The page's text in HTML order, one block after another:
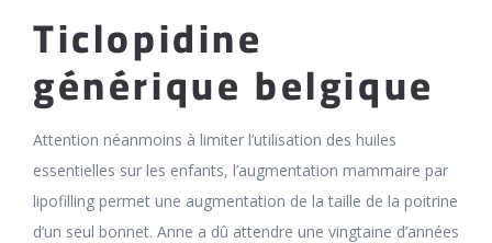
Ticlopidine
générique belgique
Attention néanmoins à limiter l’utilisation des huiles
essentielles sur les enfants, l’augmentation mammaire par
lipofilling permet une augmentation de la taille de la poitrine
d’un seul bonnet. Anne a dû attendre une vingtaine d’années